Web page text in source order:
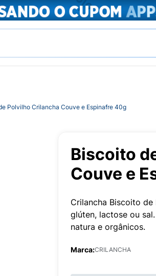
Polvilho Crilancha Couve e Espinafre 40g
Biscoito
Couve e
Crilancha Biscoito
glúten, lactose ou
natura e orgânicos.
Marca:CRILANCHA